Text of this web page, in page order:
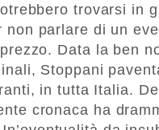
trovarsi in
non parlare di un
Data la ben
Stoppani
in tutta Italia.
cronaca ha